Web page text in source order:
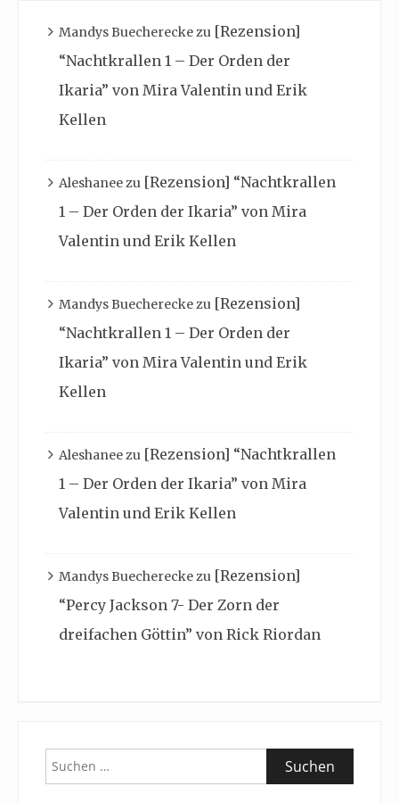
Mandys Buechereckezu [Rezension]
“Nachtkrallen 1 – Der Orden der
Ikaria” von Mira Valentin und Erik
Kellen
Aleshaneezu [Rezension] “Nachtkrallen
1 – Der Orden der Ikaria” von Mira
Valentin und Erik Kellen
Mandys Buechereckezu [Rezension]
“Nachtkrallen 1 – Der Orden der
Ikaria” von Mira Valentin und Erik
Kellen
Aleshaneezu [Rezension] “Nachtkrallen
1 – Der Orden der Ikaria” von Mira
Valentin und Erik Kellen
Mandys Buechereckezu [Rezension]
“Percy Jackson 7- Der Zorn der
dreifachen Göttin” von Rick Riordan
Suchen
nach: